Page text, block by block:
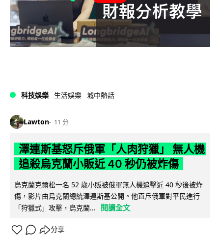
科技娛樂 生活娛樂 城中熱話
Lawton 11 分
澤連斯基怒斥俄軍「人肉狩獵」 無人機
追殺烏克蘭小販近 40 秒仍被炸傷
烏克蘭克爾松一名 52 歲小販被俄軍無人機追擊近 40 秒後被炸
傷，影片由烏克蘭總統澤連斯基公開。他直斥俄軍對平民進行
「狩獵式」攻擊，烏克蘭...
閱讀全文
分享